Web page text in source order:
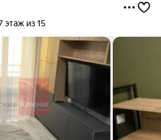
этаж из 15